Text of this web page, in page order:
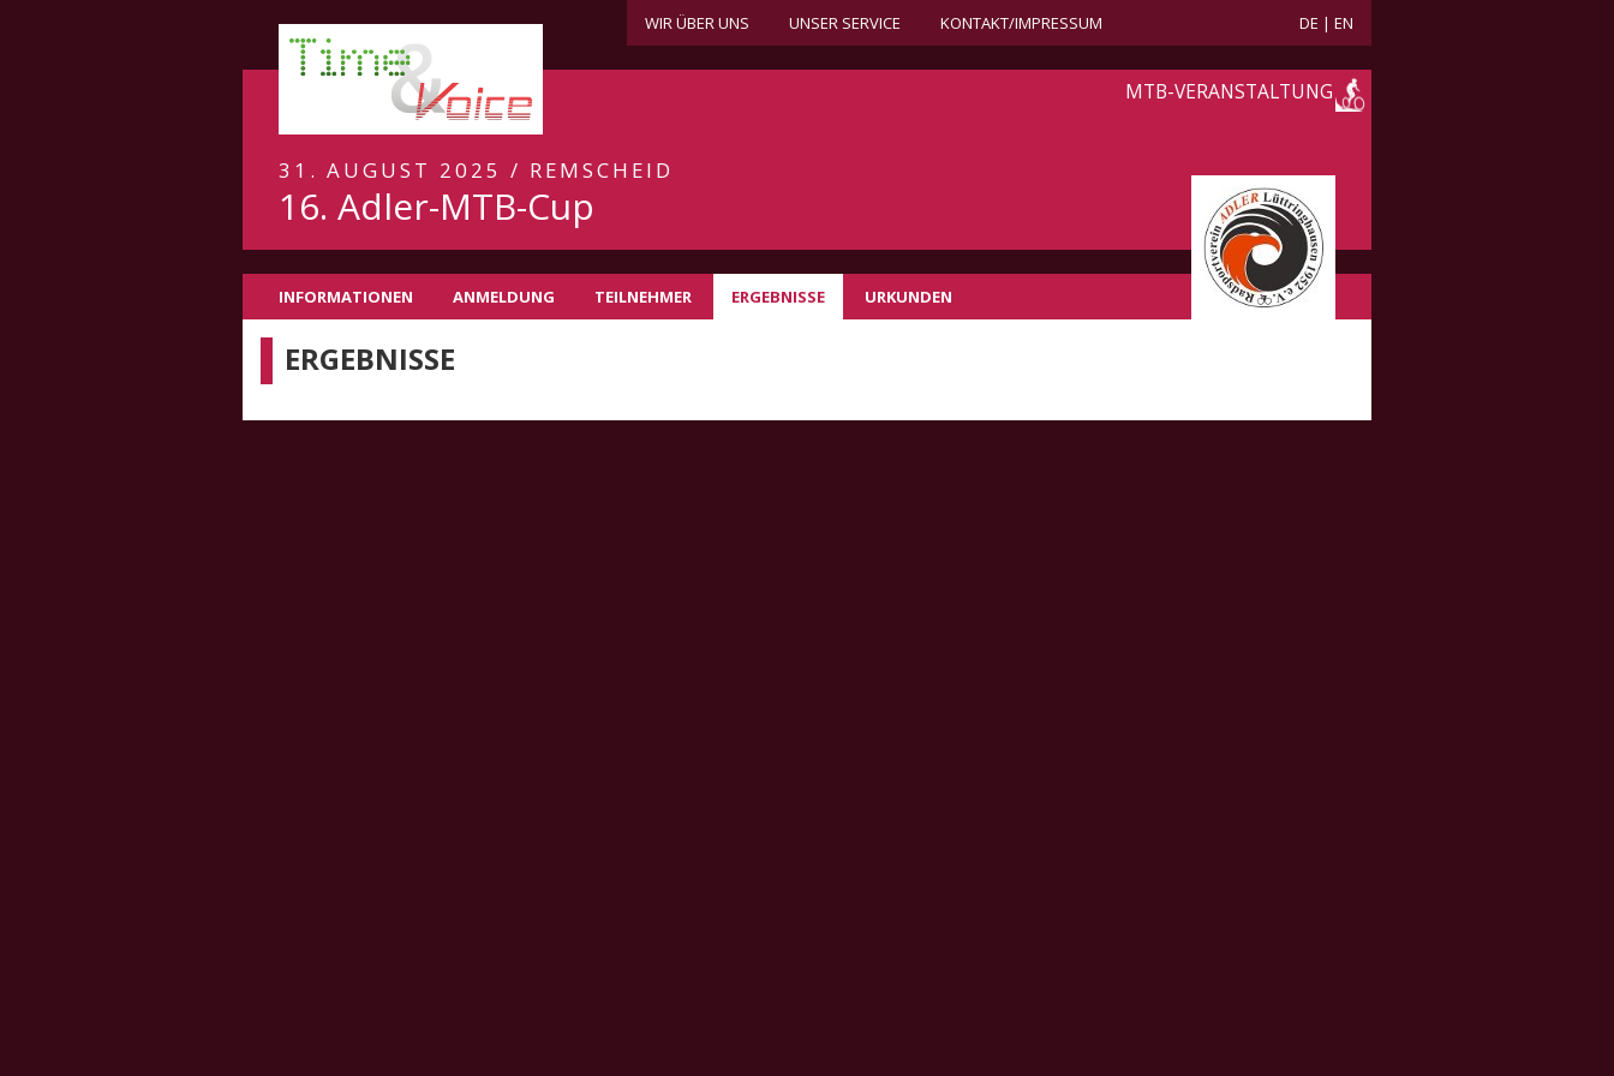
WIR ÜBER UNS UNSER SERVICE KONTAKT/IMPRESSUM DE | EN
MTB-VERANSTALTUNG
31. AUGUST 2025 / REMSCHEID
16. Adler-MTB-Cup
INFORMATIONEN ANMELDUNG TEILNEHMER ERGEBNISSE URKUNDEN
ERGEBNISSE